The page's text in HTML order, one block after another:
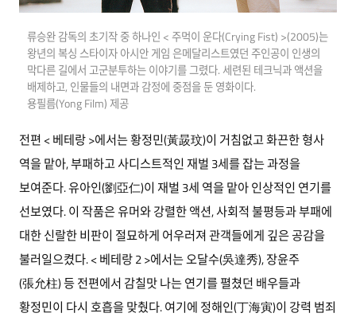
류승완 감독의 초기작 중 하나인 < 주먹이 운다(Crying Fist) >(2005)는
왕년의 복싱 스타이자 아시안 게임 은메달리스트였던 주인공이 인생의
막다른 길에서 고군분투하는 이야기를 그렸다. 세련된 테크닉과 액션을
배제하고, 인물들의 내면과 감정에 중점을 둔 영화이다.
용필름(Yong Film) 제공
전편 < 베테랑 >에서는 황정민(黃晸玟)이 거침없고 화끈한 형사
역을 맡아, 부패하고 사디스트적인 재벌 3세를 잡는 과정을
보여준다. 유아인(劉亞仁)이 재벌 3세 역을 맡아 인상적인 연기를
선보였다. 이 작품은 유머와 강렬한 액션, 사회적 불평등과 부패에
대한 신랄한 비판이 절묘하게 어우러져 관객들에게 깊은 공감을
불러일으켰다. < 베테랑 2 >에서는 오달수(吳達秀), 장윤주
(張允柱) 등 전편에서 감칠맛 나는 연기를 펼쳤던 배우들과
황정민이 다시 호흡을 맞췄다. 여기에 정해인(丁海寅)이 강력 범죄